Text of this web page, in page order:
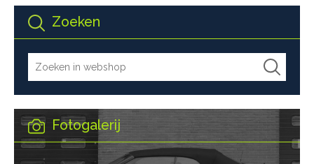
Zoeken
Fotogalerij